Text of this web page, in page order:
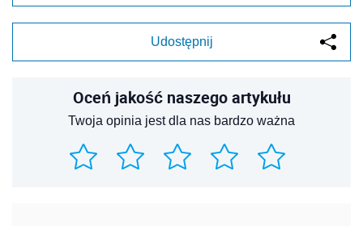
Udostępnij
Oceń jakość naszego artykułu
Twoja opinia jest dla nas bardzo ważna